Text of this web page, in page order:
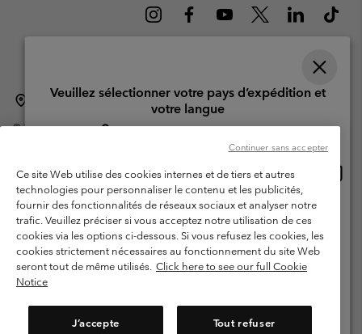
Suisse (français) | English ›| Deutsch › | italiano ›
©2026Columbia Sportswear Company. Avenue des Morgines, 12 1213
Garanties Légales
Politique de confidentialité
Conditions d'utilisation - Membres
Conditions D'utilisation - Contenu généré par l'utilisateur
Impressum
Cookies
Ce site Web utilise des cookies internes et de tiers et autres
technologies pour personnaliser le contenu et les publicités,
fournir des fonctionnalités de réseaux sociaux et analyser notre
trafic. Veuillez préciser si vous acceptez notre utilisation de ces
cookies via les options ci-dessous. Si vous refusez les cookies, les
cookies strictement nécessaires au fonctionnement du site Web
seront tout de même utilisés. Click here to see our full Cookie
Notice
J’accepte Tout refuser
Continuer sans accepter
Veuillez sélectionner votre pays d’expédition et
votre langue
United States
Switzerland-English
Switzerland-Deutsch
Switzerland-Italiano